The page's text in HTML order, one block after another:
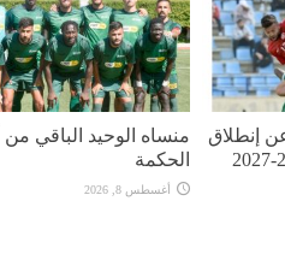
إنطلاق
منساه الوحيد الباقي
الحكمة
أغسطس 8, 2026